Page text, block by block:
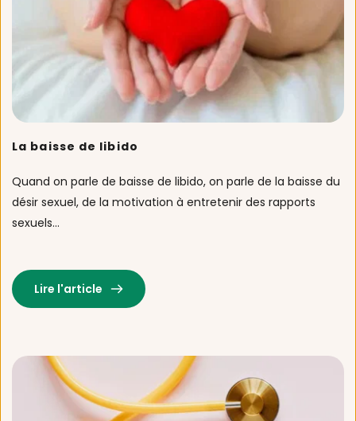
La baisse de libido
Quand on parle de baisse de libido, on parle de la baisse du
désir sexuel, de la motivation à entretenir des rapports
sexuels...
Lire l'article